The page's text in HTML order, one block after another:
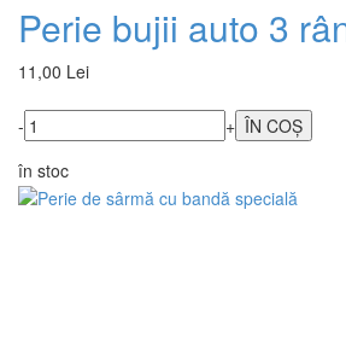
Perie bujii auto 3
11,00 Lei
-
+
în stoc